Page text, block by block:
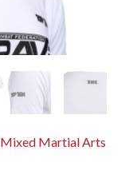
Mixed Martial Arts